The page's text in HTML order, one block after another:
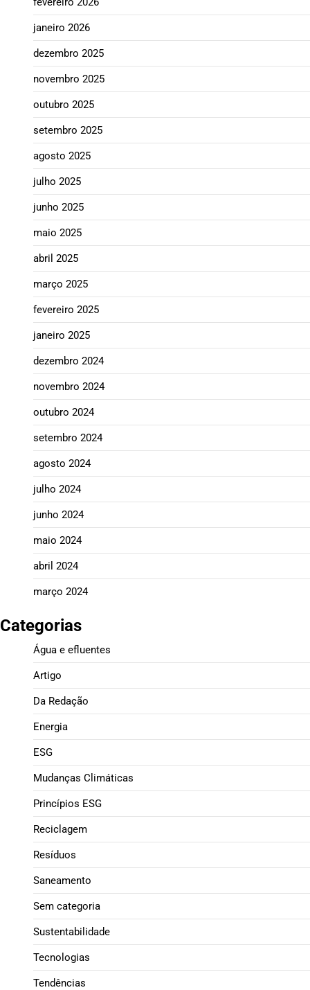
janeiro 2026
dezembro 2025
novembro 2025
outubro 2025
setembro 2025
agosto 2025
julho 2025
junho 2025
maio 2025
abril 2025
março 2025
fevereiro 2025
janeiro 2025
dezembro 2024
novembro 2024
outubro 2024
setembro 2024
agosto 2024
julho 2024
junho 2024
maio 2024
abril 2024
março 2024
Categorias
Água e efluentes
Artigo
Da Redação
Energia
ESG
Mudanças Climáticas
Princípios ESG
Reciclagem
Resíduos
Saneamento
Sem categoria
Sustentabilidade
Tecnologias
Tendências